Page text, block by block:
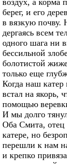
воздух, а корма
берег, и его
в вязкую почву.
дергаясь всем
одного шага ни
бессильной
болотистой
только еще
Когда наш
встал на якорь,
помощью
И мы долго
Оба Смита,
катере, но
перешли к нам
и крепко